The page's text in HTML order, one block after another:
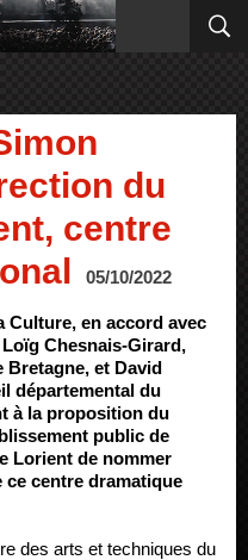
du
centre
05/10/2022
Culture, en accord avec
Chesnais-Girard,
Bretagne, et David
départemental du
à la proposition du
public de
Lorient de nommer
ce centre dramatique
des arts et techniques du